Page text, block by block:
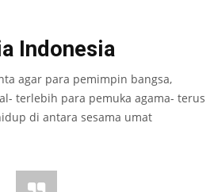
Indonesia
agar para pemimpin bangsa,
terlebih para pemuka agama- terus
di antara sesama umat